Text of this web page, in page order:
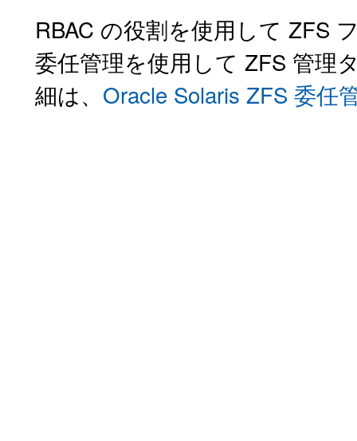
RBAC の役割を使用して ZFS
委任管理を使用して ZFS 管理
細は、 Oracle Solaris ZFS 委任